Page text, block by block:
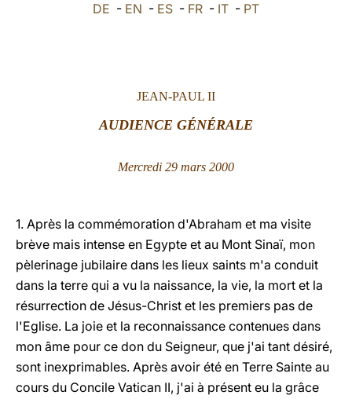
DE - EN - ES - FR - IT - PT
JEAN-PAUL II
AUDIENCE GÉNÉRALE
Mercredi 29 mars 2000
1. Après la commémoration d'Abraham et ma visite
brève mais intense en Egypte et au Mont Sinaï, mon
pèlerinage jubilaire dans les lieux saints m'a conduit
dans la terre qui a vu la naissance, la vie, la mort et la
résurrection de Jésus-Christ et les premiers pas de
l'Eglise. La joie et la reconnaissance contenues dans
mon âme pour ce don du Seigneur, que j'ai tant désiré,
sont inexprimables. Après avoir été en Terre Sainte au
cours du Concile Vatican II, j'ai à présent eu la grâce